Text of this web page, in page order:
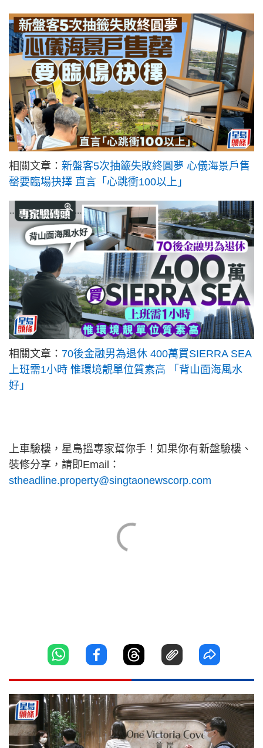
相關文章： 新盤客5次抽籤失敗終圓夢 心儀海景戶售
罄要臨場抉擇 直言「心跳衝100以上」
相關文章： 70後金融男為退休 400萬買SIERRA SEA
上班需1小時 惟環境靚單位質素高 「背山面海風水
好」
上車驗樓，星島搵專家幫你手！如果你有新盤驗樓、
裝修分享，請即Email：
stheadline.property@singtaonewscorp.com